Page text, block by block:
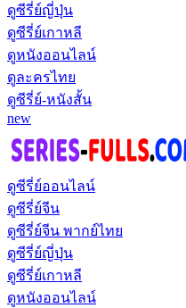
ดูซีรี่ย์ญี่ปุ่น
ดูซีรี่ย์เกาหลี
ดูหนังออนไลน์
ดูละครไทย
ดูซีรี่ย์-หนังสั้น
new
ดูซีรี่ย์ออนไลน์
ดูซีรี่ย์จีน
ดูซีรี่ย์จีน พากย์ไทย
ดูซีรี่ย์ญี่ปุ่น
ดูซีรี่ย์เกาหลี
ดูหนังออนไลน์